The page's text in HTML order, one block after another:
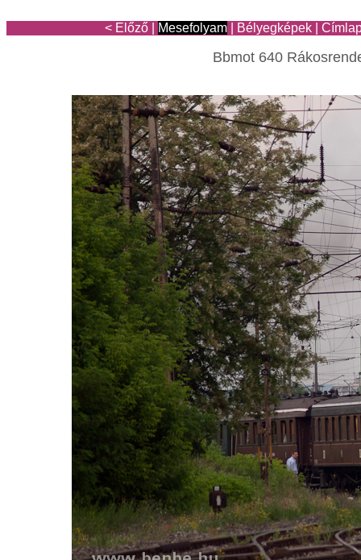
< Előző Mesefolyam Bélyegképek
Bbmot 640